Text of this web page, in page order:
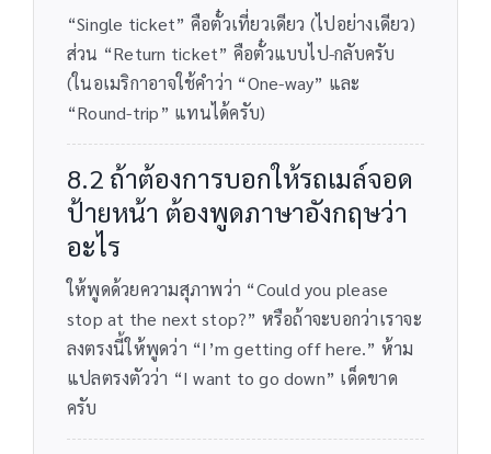
“Single ticket” คือตั๋วเที่ยวเดียว (ไปอย่างเดียว)
ส่วน “Return ticket” คือตั๋วแบบไป-กลับครับ
(ในอเมริกาอาจใช้คำว่า “One-way” และ
“Round-trip” แทนได้ครับ)
8.2 ถ้าต้องการบอกให้รถเมล์จอด
ป้ายหน้า ต้องพูดภาษาอังกฤษว่า
อะไร
ให้พูดด้วยความสุภาพว่า “Could you please
stop at the next stop?” หรือถ้าจะบอกว่าเราจะ
ลงตรงนี้ให้พูดว่า “I’m getting off here.” ห้าม
แปลตรงตัวว่า “I want to go down” เด็ดขาด
ครับ